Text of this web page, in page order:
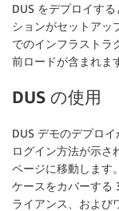
DUS をデプロイす
ションがセットアッ
でのインフラストラ
前ロードが含まれま
DUS の使用
DUS デモのデプロ
ログイン方法が示さ
ページに移動します
ケースをカバーする
ライアンス、および